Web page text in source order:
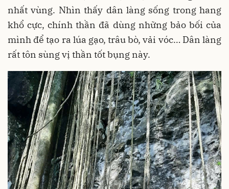
nhất vùng. Nhìn thấy dân làng sống trong hang
khổ cực, chính thần đã dùng những bảo bối của
mình để tạo ra lúa gạo, trâu bò, vải vóc… Dân làng
rất tôn sùng vị thần tốt bụng này.